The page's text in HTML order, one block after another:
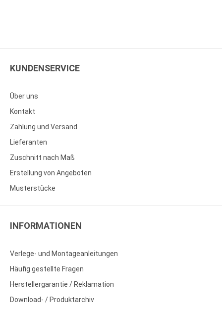
KUNDENSERVICE
Über uns
Kontakt
Zahlung und Versand
Lieferanten
Zuschnitt nach Maß
Erstellung von Angeboten
Musterstücke
INFORMATIONEN
Verlege- und Montageanleitungen
Häufig gestellte Fragen
Herstellergarantie / Reklamation
Download- / Produktarchiv